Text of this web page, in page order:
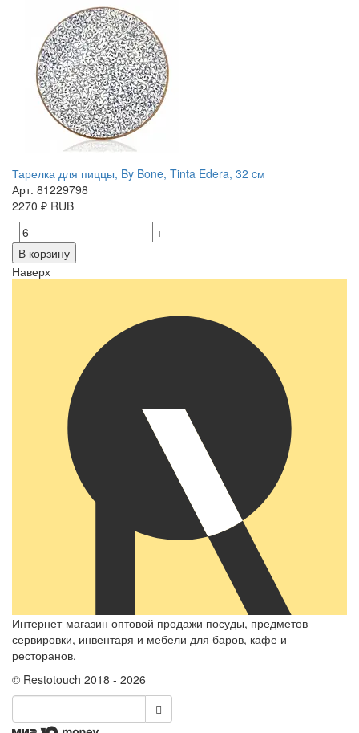
Тарелка для пиццы, By Bone, Tinta Edera, 32 cм
Арт. 81229798
2270 ₽ RUB
-
+
В корзину
Наверх
Интернет-магазин оптовой продажи посуды, предметов
сервировки, инвентаря и мебели для баров, кафе и
ресторанов.
© Restotouch 2018 - 2026